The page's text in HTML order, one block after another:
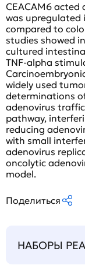
CEACAM6 acted
was upregulated
compared to
studies showed
cultured
TNF-alpha
widely used
determinations
adenovirus
pathway,
reducing
with small
adenovirus
oncolytic
model.
Поделиться
НАБОРЫ